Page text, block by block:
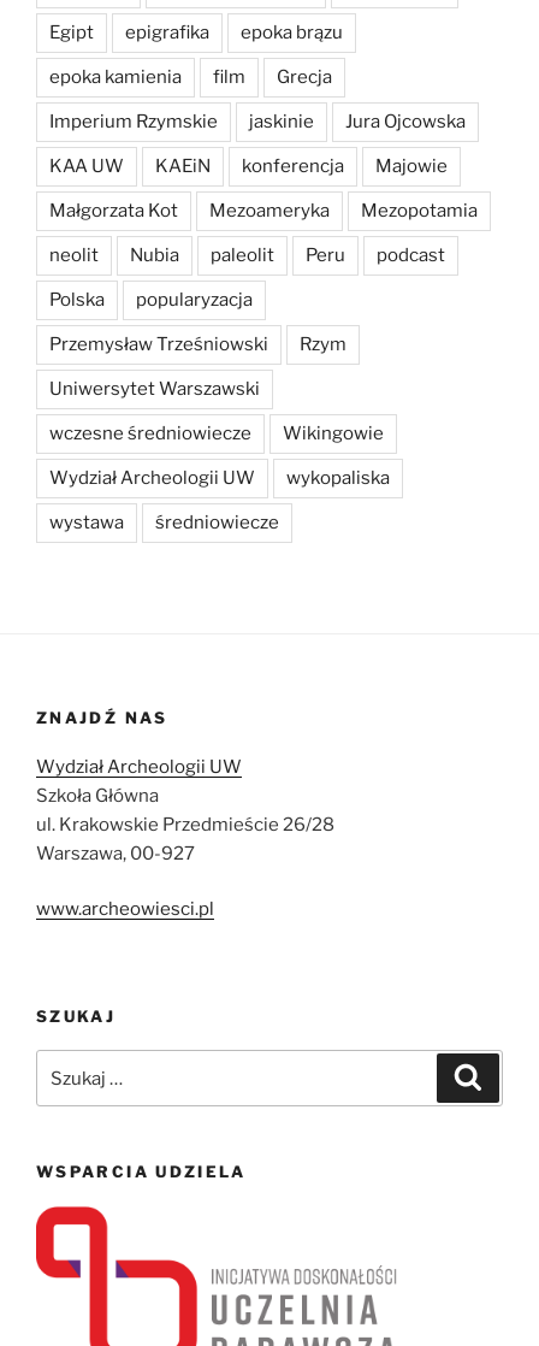
Egipt epigrafika epoka brązu
epoka kamienia film Grecja
Imperium Rzymskie jaskinie Jura Ojcowska
KAA UW KAEiN konferencja Majowie
Małgorzata Kot Mezoameryka Mezopotamia
neolit Nubia paleolit Peru podcast
Polska popularyzacja
Przemysław Trześniowski Rzym
Uniwersytet Warszawski
wczesne średniowiecze Wikingowie
Wydział Archeologii UW wykopaliska
wystawa średniowiecze
ZNAJDŹ NAS
Wydział Archeologii UW
Szkoła Główna
ul. Krakowskie Przedmieście 26/28
Warszawa, 00-927
www.archeowiesci.pl
SZUKAJ
WSPARCIA UDZIELA